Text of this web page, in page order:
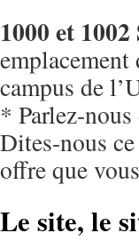
1000 et
campus de
* Parlez-
Dites-nous
offre que
Le site, le